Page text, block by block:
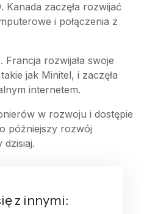
Kanada zaczęła rozwijać
i połączenia z
Francja rozwijała swoje
jak Minitel, i zaczęła
internetem.
w rozwoju i dostępie
późniejszy rozwój
dzisiaj.
z innymi: